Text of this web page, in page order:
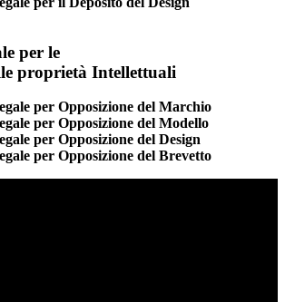
per le
proprietà Intellettuali
per Opposizione del Marchio
per Opposizione del Modello
per Opposizione del Design
per Opposizione del Brevetto